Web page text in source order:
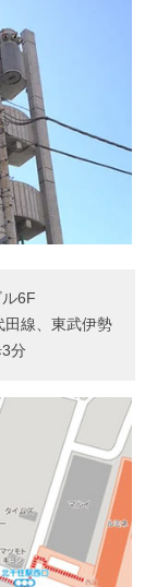
6F
田線、東武伊勢
分